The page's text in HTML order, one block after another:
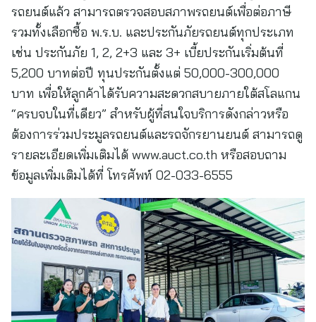
รถยนต์แล้ว สามารถตรวจสอบสภาพรถยนต์เพื่อต่อภาษี
รวมทั้งเลือกซื้อ พ.ร.บ. และประกันภัยรถยนต์ทุกประเภท
เช่น ประกันภัย 1, 2, 2+3 และ 3+ เบี้ยประกันเริ่มต้นที่
5,200 บาทต่อปี ทุนประกันตั้งแต่ 50,000-300,000
บาท เพื่อให้ลูกค้าได้รับความสะดวกสบายภายใต้สโลแกน
“ครบจบในที่เดียว” สำหรับผู้ที่สนใจบริการดังกล่าวหรือ
ต้องการร่วมประมูลรถยนต์และรถจักรยานยนต์ สามารถดู
รายละเอียดเพิ่มเติมได้ www.auct.co.th หรือสอบถาม
ข้อมูลเพิ่มเติมได้ที่ โทรศัพท์ 02-033-6555